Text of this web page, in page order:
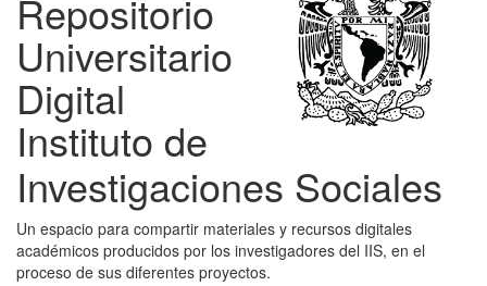
Repositorio
Universitario
Digital
Instituto de
Investigaciones Sociales
Un espacio para compartir materiales y recursos digitales
académicos producidos por los investigadores del IIS, en el
proceso de sus diferentes proyectos.